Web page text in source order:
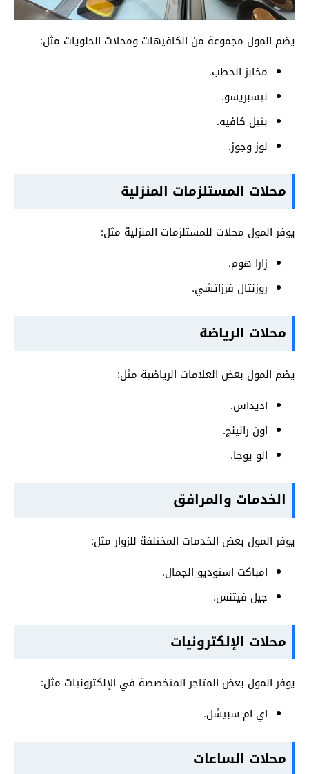
يضم المول مجموعة من الكافيهات ومحلات الحلويات مثل:
مخابز الحطب.
نيسبريسو.
بتيل كافيه.
لوز وجوز.
محلات المستلزمات المنزلية
يوفر المول محلات للمستلزمات المنزلية مثل:
زارا هوم.
روزنتال فرزاتشي.
محلات الرياضة
يضم المول بعض العلامات الرياضية مثل:
اديداس.
اون رانينج.
الو يوجا.
الخدمات والمرافق
يوفر المول بعض الخدمات المختلفة للزوار مثل:
امباكت استوديو الجمال.
جيل فيتنس.
محلات الإلكترونيات
يوفر المول بعض المتاجر المتخصصة في الإلكترونيات مثل:
اي ام سبيشل.
محلات الساعات